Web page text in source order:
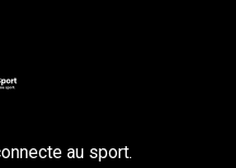
au sport.